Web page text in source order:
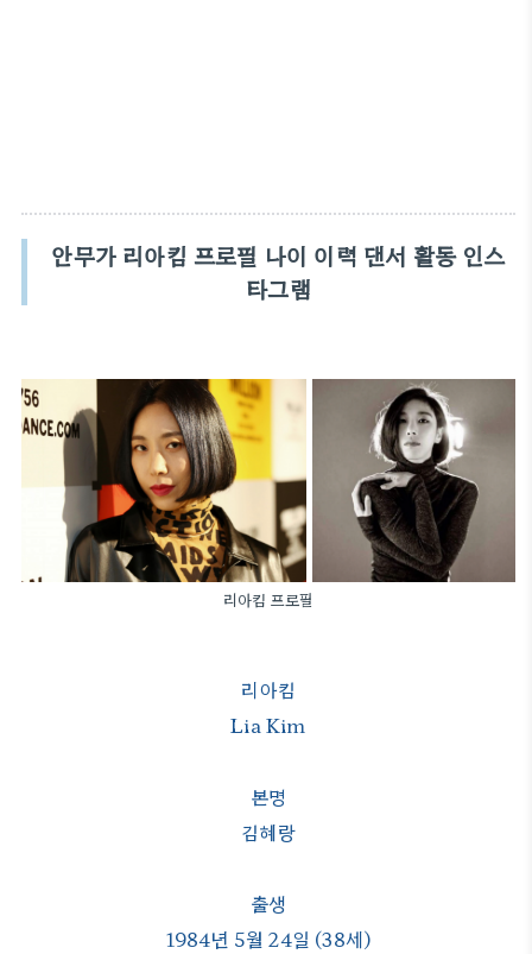
안무가 리아킴 프로필 나이 이력 댄서 활동 인스
타그램
리아킴 프로필
리아킴
Lia Kim
본명
김혜랑
출생
1984년 5월 24일 (38세)